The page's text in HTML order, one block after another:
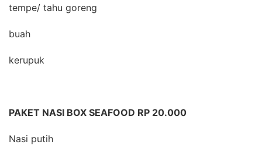
tempe/ tahu goreng
buah
kerupuk
PAKET NASI BOX SEAFOOD RP 20.000
Nasi putih